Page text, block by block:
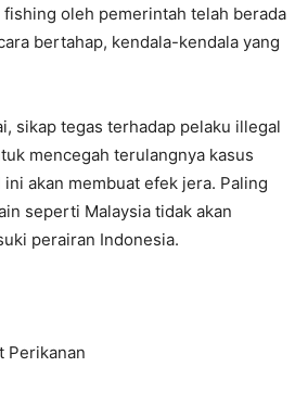
oleh pemerintah telah berada
bertahap, kendala-kendala yang
sikap tegas terhadap pelaku illegal
mencegah terulangnya kasus
ini akan membuat efek jera. Paling
seperti Malaysia tidak akan
perairan Indonesia.
Perikanan